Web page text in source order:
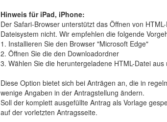
Hinweis für iPad, iPhone:
Der Safari-Browser unterstützt das Öffnen von
Dateisystem nicht. Wir empfehlen die folgende
1. Installieren Sie den Browser "Microsoft Edge"
2. Öffnen Sie die den Downloadordner
3. Wählen Sie die heruntergeladene HTML-Datei
Diese Option bietet sich bei Anträgen an, die in
wenige Angaben in der Antragstellung ändern.
Soll der komplett ausgefüllte Antrag als Vorlage
auf der vorletzten Antragsseite.